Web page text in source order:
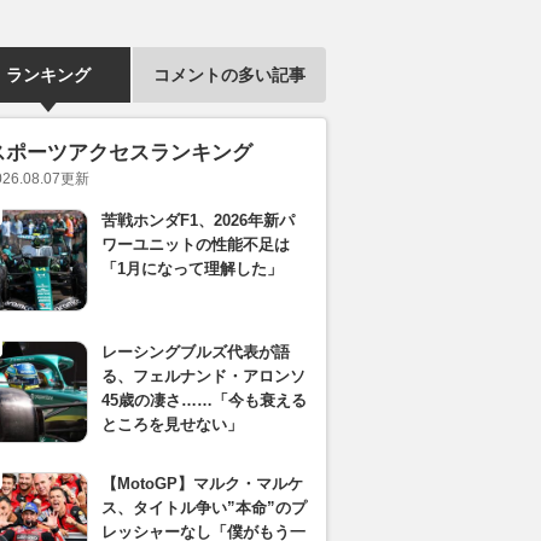
ランキング コメントの多い記事
ポーツアクセスランキング
更新
苦戦ホンダF1、2026年新パ
ワーユニットの性能不足は
「1月になって理解した」
レーシングブルズ代表が語
る、フェルナンド・アロンソ
45歳の凄さ……「今も衰える
ところを見せない」
【MotoGP】マルク・マルケ
ス、タイトル争い”本命”のプ
レッシャーなし「僕がもう一